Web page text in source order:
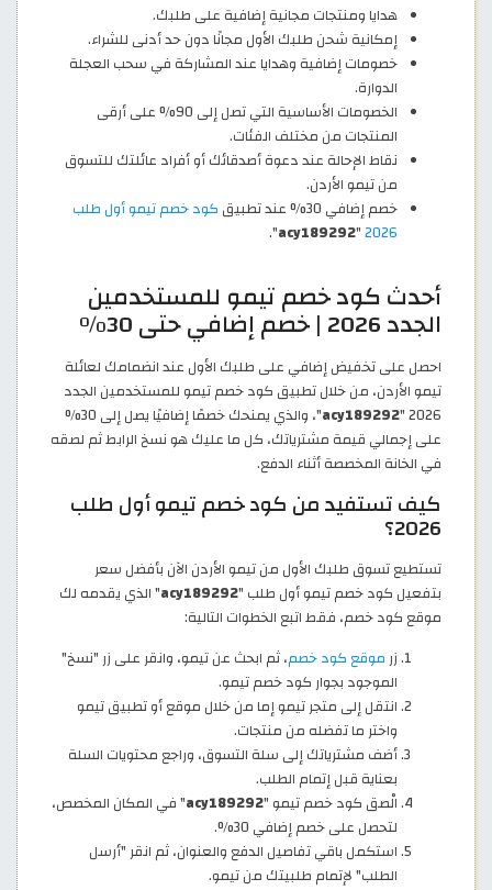
هدايا ومنتجات مجانية إضافية على طلبك.
إمكانية شحن طلبك الأول مجانًا دون حد أدنى للشراء.
خصومات إضافية وهدايا عند المشاركة في سحب العجلة
الدوارة.
الخصومات الأساسية التي تصل إلى 90% على أرقى
المنتجات من مختلف الفئات.
نقاط الإحالة عند دعوة أصدقائك أو أفراد عائلتك للتسوق
من تيمو الأردن.
خصم إضافي 30% عند تطبيق
كود خصم تيمو أول طلب
2026
"
acy189292
".
أحدث كود خصم تيمو للمستخدمين
الجدد 2026 | خصم إضافي حتى 30%
احصل على تخفيض إضافي على طلبك الأول عند انضمامك لعائلة
تيمو الأردن، من خلال تطبيق كود خصم تيمو للمستخدمين الجدد
2026 "
acy189292
"، والذي يمنحك خصمًا إضافيًا يصل إلى 30%
على إجمالي قيمة مشترياتك، كل ما عليك هو نسخ الرابط ثم لصقه
في الخانة المخصصة أثناء الدفع.
كيف تستفيد من كود خصم تيمو أول طلب
2026؟
تستطيع تسوق طلبك الأول من تيمو الأردن الآن بأفضل سعر
بتفعيل كود خصم تيمو أول طلب "acy189292" الذي يقدمه لك
موقع كود خصم، فقط اتبع الخطوات التالية:
زرموقع كود خصم، ثم ابحث عن تيمو، وانقر على زر "نسخ"
الموجود بجوار كود خصم تيمو.
انتقل إلى متجر تيمو إما من خلال موقع أو تطبيق تيمو
واختر ما تفضله من منتجات.
أضف مشترياتك إلى سلة التسوق، وراجع محتويات السلة
بعناية قبل إتمام الطلب.
الْصق كود خصم تيمو "acy189292" في المكان المخصص،
لتحصل على خصم إضافي 30%.
استكمل باقي تفاصيل الدفع والعنوان، ثم انقر "أرسل
الطلب" لإتمام طلبيتك من تيمو.